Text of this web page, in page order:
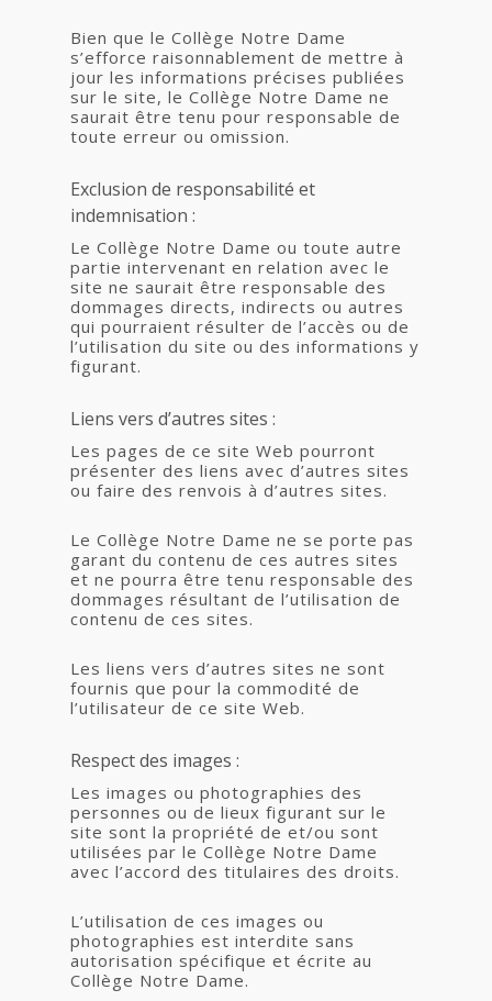
Bien que le Collège Notre Dame
s’efforce raisonnablement de mettre à
jour les informations précises publiées
sur le site, le Collège Notre Dame ne
saurait être tenu pour responsable de
toute erreur ou omission.
Exclusion de responsabilité et
indemnisation :
Le Collège Notre Dame ou toute autre
partie intervenant en relation avec le
site ne saurait être responsable des
dommages directs, indirects ou autres
qui pourraient résulter de l’accès ou de
l’utilisation du site ou des informations y
figurant.
Liens vers d’autres sites :
Les pages de ce site Web pourront
présenter des liens avec d’autres sites
ou faire des renvois à d’autres sites.
Le Collège Notre Dame ne se porte pas
garant du contenu de ces autres sites
et ne pourra être tenu responsable des
dommages résultant de l’utilisation de
contenu de ces sites.
Les liens vers d’autres sites ne sont
fournis que pour la commodité de
l’utilisateur de ce site Web.
Respect des images :
Les images ou photographies des
personnes ou de lieux figurant sur le
site sont la propriété de et/ou sont
utilisées par le Collège Notre Dame
avec l’accord des titulaires des droits.
L’utilisation de ces images ou
photographies est interdite sans
autorisation spécifique et écrite au
Collège Notre Dame.